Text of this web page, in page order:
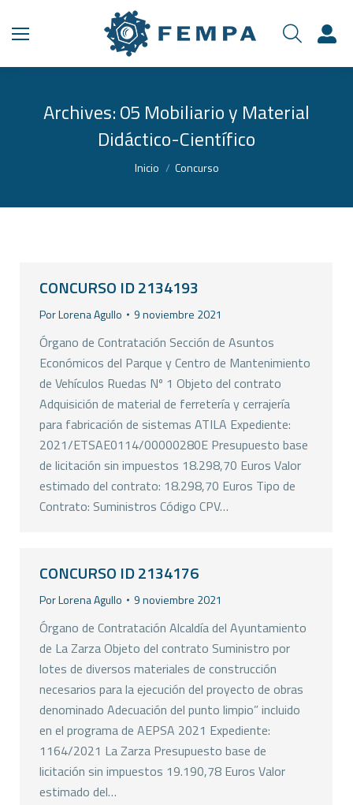
Archives:05 Mobiliario y Material
Didáctico-Científico
Estás aquí:
Inicio Concurso
CONCURSO ID 2134193
PorLorena Agullo 9 noviembre 2021
Órgano de Contratación Sección de Asuntos
Económicos del Parque y Centro de Mantenimiento
de Vehículos Ruedas Nº 1 Objeto del contrato
Adquisición de material de ferretería y cerrajería
para fabricación de sistemas ATILA Expediente:
2021/ETSAE0114/00000280E Presupuesto base
de licitación sin impuestos 18.298,70 Euros Valor
estimado del contrato: 18.298,70 Euros Tipo de
Contrato: Suministros Código CPV…
CONCURSO ID 2134176
PorLorena Agullo 9 noviembre 2021
Órgano de Contratación Alcaldía del Ayuntamiento
de La Zarza Objeto del contrato Suministro por
lotes de diversos materiales de construcción
necesarios para la ejecución del proyecto de obras
denominado Adecuación del punto limpio” incluido
en el programa de AEPSA 2021 Expediente:
1164/2021 La Zarza Presupuesto base de
licitación sin impuestos 19.190,78 Euros Valor
estimado del…